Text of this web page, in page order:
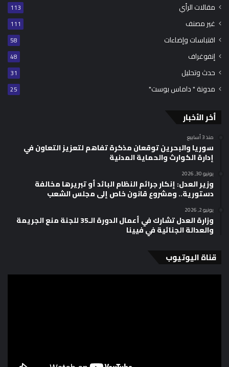
مقالات الرأي 113
غير مصنف 111
اقتباسات وإضاءات 58
إنفوغراف 48
حدث وتحليل 31
مدونة " داماس بوست" 25
أخر الأخبار
منذ 3 أسابيع
سوريا والبحرين توقعان مذكرة تفاهم لتعزيز التعاون في
إدارة الكوارث والحماية المدنية
يونيو 30, 2026
وزير العدل: إنكار جرائم النظام البائد أو تبريرها مخالفة
دستورية.. ومشروع قانون خاص إلى مجلس الشعب
يونيو 2, 2026
وزارة العدل تشارك في أعمال الدورة الـ35 للجنة منع الجريمة
والعدالة الجنائية في فيينا
قناة اليوتيوب